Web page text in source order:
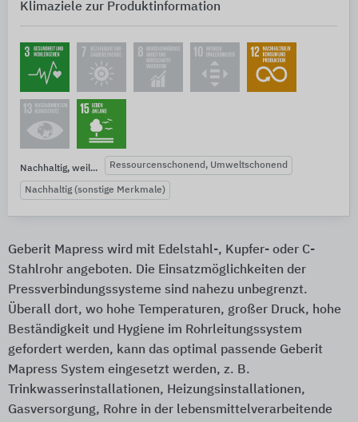
Klimaziele zur Produktinformation
Nachhaltig, weil... Ressourcenschonend, Umweltschonend
Nachhaltig (sonstige Merkmale)
Geberit Mapress wird mit Edelstahl-, Kupfer- oder C-
Stahlrohr angeboten. Die Einsatzmöglichkeiten der
Pressverbindungssysteme sind nahezu unbegrenzt.
Überall dort, wo hohe Temperaturen, großer Druck, hohe
Beständigkeit und Hygiene im Rohrleitungssystem
gefordert werden, kann das optimal passende Geberit
Mapress System eingesetzt werden, z. B.
Trinkwasserinstallationen, Heizungsinstallationen,
Gasversorgung, Rohre in der lebensmittelverarbeitende